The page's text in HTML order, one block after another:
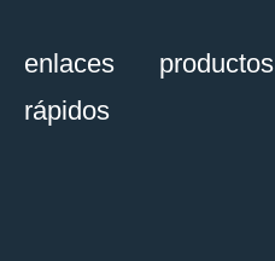
enlaces
rápidos
productos